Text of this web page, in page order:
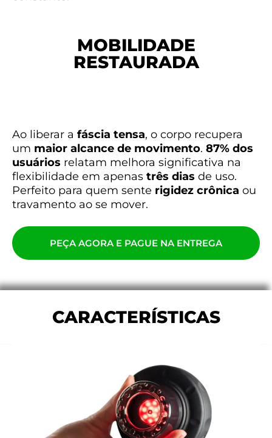
MOBILIDADE
RESTAURADA
Ao liberar a fáscia tensa, o corpo recupera
um maior alcance de movimento. 87% dos
usuários relatam melhora significativa na
flexibilidade em apenas três dias de uso.
Perfeito para quem sente rigidez crônica ou
travamento ao se mover.
PEÇA AGORA E PAGUE NA ENTREGA
CARACTERÍSTICAS​